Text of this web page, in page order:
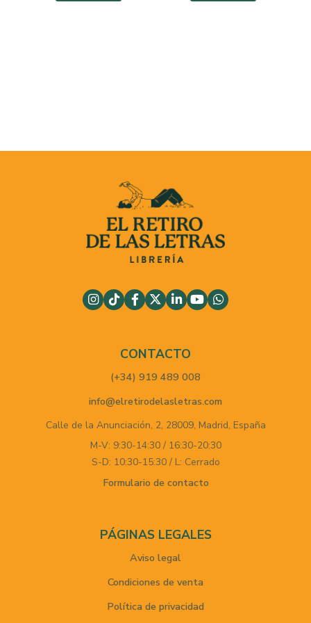
CONTACTO
(+34) 919 489 008
info@elretirodelasletras.com
Calle de la Anunciación, 2, 28009, Madrid, España
M-V: 9:30-14:30 / 16:30-20:30
S-D: 10:30-15:30 / L: Cerrado
Formulario de contacto
PÁGINAS LEGALES
Aviso legal
Condiciones de venta
Política de privacidad